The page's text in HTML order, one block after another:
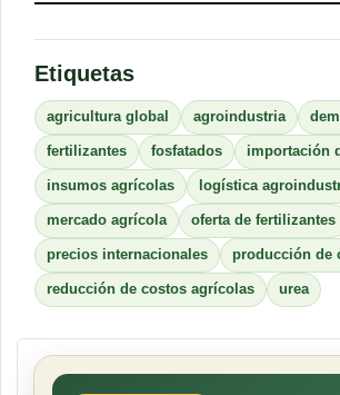
Etiquetas
agricultura global agroindustria
fertilizantes fosfatados importación
insumos agrícolas logística
mercado agrícola oferta de fertilizantes
precios internacionales producción de
reducción de costos agrícolas urea